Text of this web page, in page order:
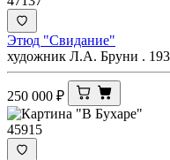
Этюд "Свидание"
художник Л.А. Бруни .
250 000 ₽
45915